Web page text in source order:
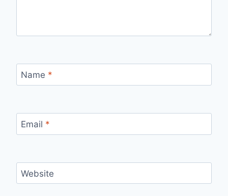
Name *
Email *
Website